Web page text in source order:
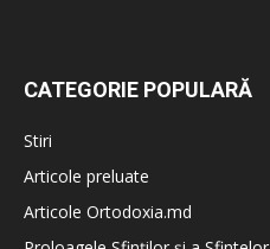
CATEGORIE POPULARĂ
Stiri
Articole preluate
Articole Ortodoxia.md